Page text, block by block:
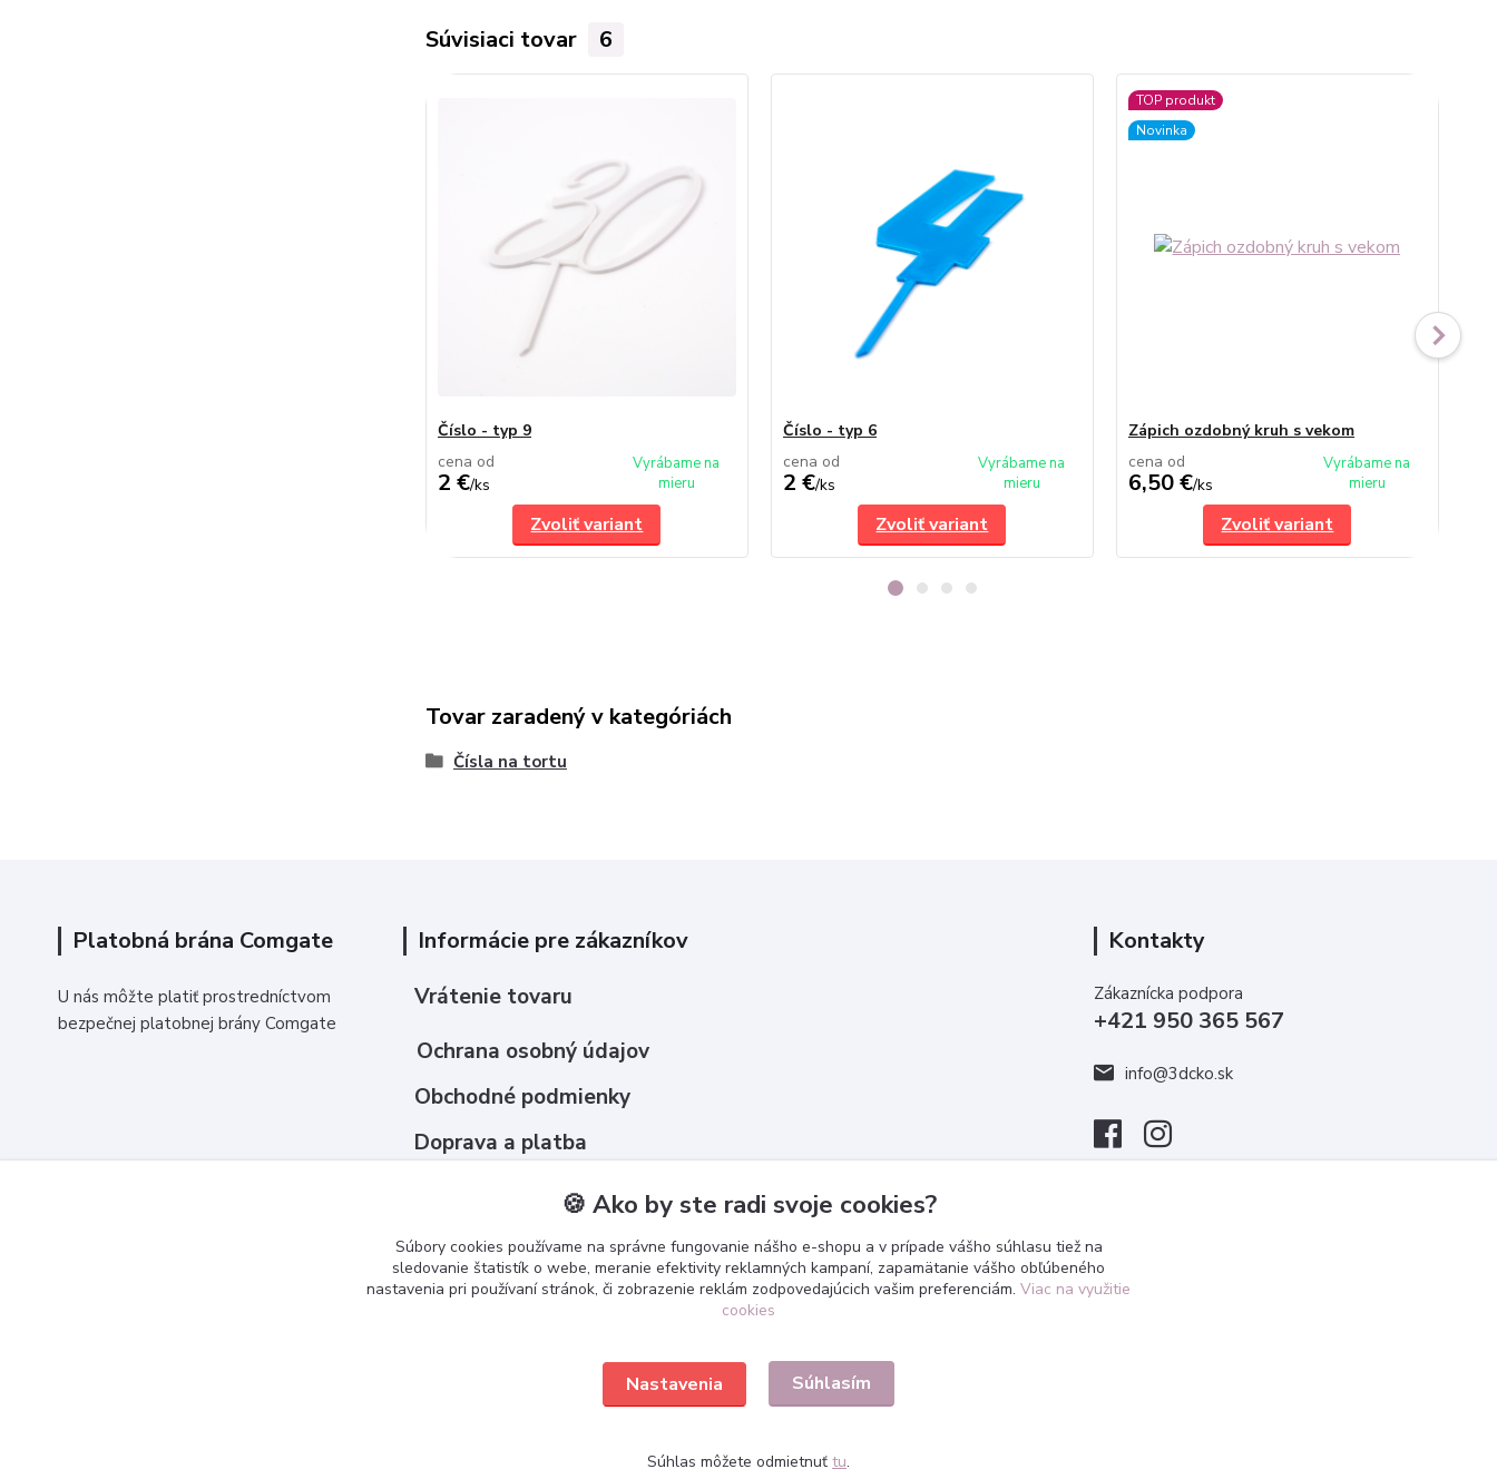
Súvisiaci tovar 6
Číslo - typ 9
cena od
2 €/ks
Vyrábame na
mieru
Zvoliť variant
Číslo - typ 6
cena od
2 €/ks
Vyrábame na
mieru
Zvoliť variant
TOP produkt
Novinka
Zápich ozdobný kruh s vekom
cena od
6,50 €/ks
Vyrábame na
mieru
Zvoliť variant
Tovar zaradený v kategóriách
Čísla na tortu
Platobná brána Comgate
U nás môžte platiť prostredníctvom
bezpečnej platobnej brány Comgate
Informácie pre zákazníkov
Vrátenie tovaru
Ochrana osobný údajov
Obchodné podmienky
Doprava a platba
Ako nakupovať ?
Kontakt
Kontakty
Zákaznícka podpora
+421 950 365 567
info@3dcko.sk
🍪 Ako by ste radi svoje cookies?
Súbory cookies používame na správne fungovanie nášho e-shopu a v prípade vášho súhlasu tiež na
sledovanie štatistík o webe, meranie efektivity reklamných kampaní, zapamätanie vášho obľúbeného
nastavenia pri používaní stránok, či zobrazenie reklám zodpovedajúcich vašim preferenciám. Viac na využitie
cookies
Nastavenia Súhlasím
Súhlas môžete odmietnuť tu.